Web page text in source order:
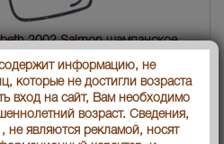
2002 Salmon шампанское
Сальмон 2002
Франция
0.75 л
информацию, не
которые не достигли возраста
вход на сайт, Вам необходимо
возраст. Сведения,
не являются рекламой, носят